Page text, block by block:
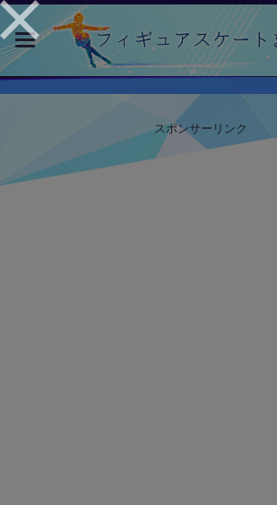
toggle
navigation
スポンサーリンク